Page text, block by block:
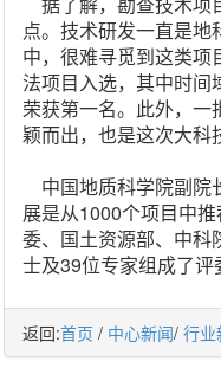
点。技术研发一直是
中，很难寻觅到这类项
法项目入选，其中时
荣获第一名。此外，
颖而出，也是这次大科
中国地质科学院副院
展是从1000个项目中
委、国土资源部、中科
士及39位专家组成了评
返回:首页 / 中心新闻/ 行业